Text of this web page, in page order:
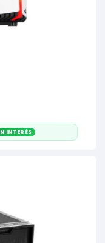
INTERÉS